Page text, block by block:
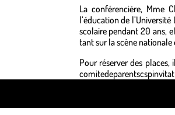
La conférencière, Mme
l’éducation de
scolaire pendant 20 ans,
tant sur la scène nationale
Pour réserver des